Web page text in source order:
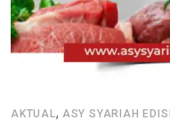
AKTUAL, ASY SYARIAH